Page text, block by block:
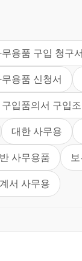
용품 구입 청구서
용품 신청서
구입품의서 구입조
대한 사무용
사무용품
서 사무용